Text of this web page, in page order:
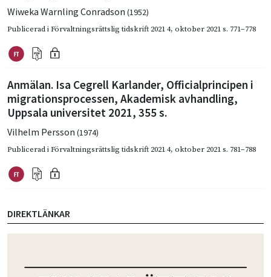
Wiweka Warnling Conradson (1952)
Publicerad iFörvaltningsrättslig tidskrift 2021 4, oktober 2021s. 771–778
Anmälan. Isa Cegrell Karlander, Officialprincipen i
migrationsprocessen, Akademisk avhandling,
Uppsala universitet 2021, 355 s.
Vilhelm Persson (1974)
Publicerad iFörvaltningsrättslig tidskrift 2021 4, oktober 2021s. 781–788
DIREKTLÄNKAR